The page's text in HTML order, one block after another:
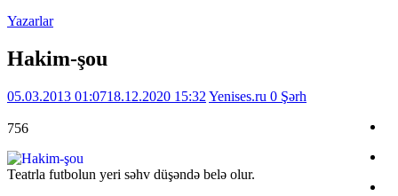
Yazarlar
Hakim-şou
05.03.2013 01:0718.12.2020 15:32 Yenises.ru 0 Şərh
756
Teatrla futbolun yeri səhv düşəndə belə olur.